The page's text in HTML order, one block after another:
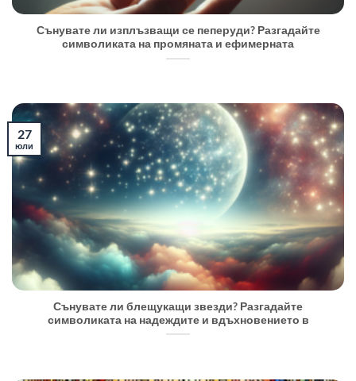
Сънувате ли изплъзващи се пеперуди? Разгадайте
символиката на промяната и ефимерната
Сънувате ли блещукащи звезди? Разгадайте
символиката на надеждите и вдъхновението в
27
юли